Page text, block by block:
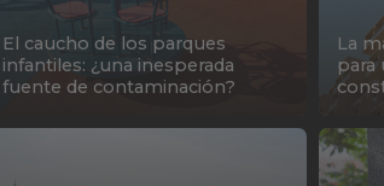
El caucho de los parques
infantiles: ¿una inesperada
fuente de contaminación?
La
para